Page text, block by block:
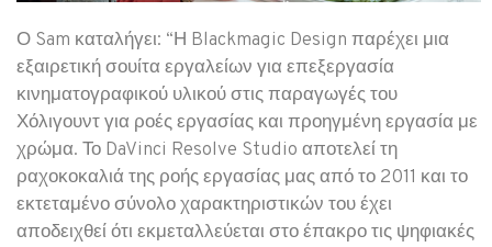
Ο Sam καταλήγει: “Η Blackmagic Design παρέχει μια
εξαιρετική σουίτα εργαλείων για επεξεργασία
κινηματογραφικού υλικού στις παραγωγές του
Χόλιγουντ για ροές εργασίας και προηγμένη εργασία με
χρώμα. Το DaVinci Resolve Studio αποτελεί τη
ραχοκοκαλιά της ροής εργασίας μας από το 2011 και το
εκτεταμένο σύνολο χαρακτηριστικών του έχει
αποδειχθεί ότι εκμεταλλεύεται στο έπακρο τις ψηφιακές